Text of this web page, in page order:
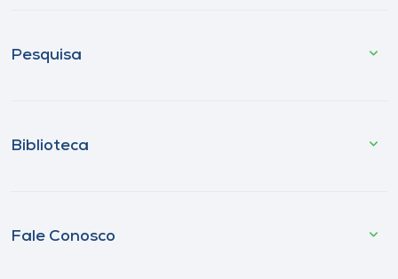
Pesquisa
Biblioteca
Fale Conosco